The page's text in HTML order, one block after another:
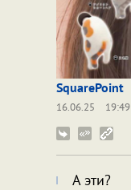
SquarePoint
16.06.25
19:49
А эти?